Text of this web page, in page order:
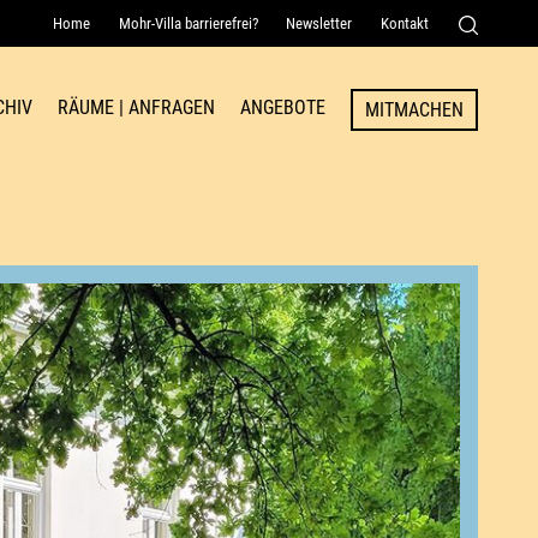
Home Mohr-Villa barrierefrei? Newsletter Kontakt
Senden
RÄUME | ANFRAGEN ANGEBOTE MITMACHEN